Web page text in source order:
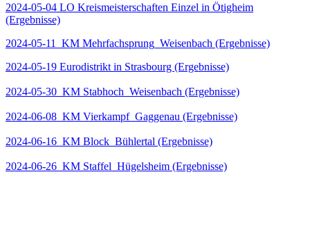
2024-05-04 LO Kreismeisterschaften Einzel in Ötigheim
(Ergebnisse)
2024-05-11_KM Mehrfachsprung_Weisenbach (Ergebnisse)
2024-05-19 Eurodistrikt in Strasbourg (Ergebnisse)
2024-05-30_KM Stabhoch_Weisenbach (Ergebnisse)
2024-06-08_KM Vierkampf_Gaggenau (Ergebnisse)
2024-06-16_KM Block_Bühlertal (Ergebnisse)
2024-06-26_KM Staffel_Hügelsheim (Ergebnisse)